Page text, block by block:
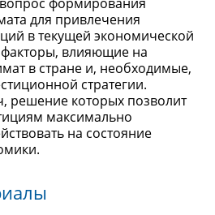
для привлечения
в текущей экономической
влияющие на
в стране и, необходимые,
стратегии.
решение которых позволит
максимально
на состояние